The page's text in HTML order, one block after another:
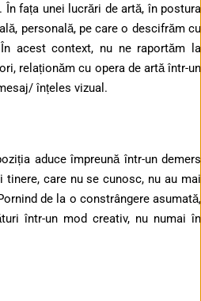
fața unei lucrări de artă, în postura
personală, pe care o descifrăm cu
acest context, nu ne raportăm la
relaționăm cu opera de artă într-un
înțeles vizual.
aduce împreună într-un demers
care nu se cunosc, nu au mai
de la o constrângere asumată,
într-un mod creativ, nu numai în